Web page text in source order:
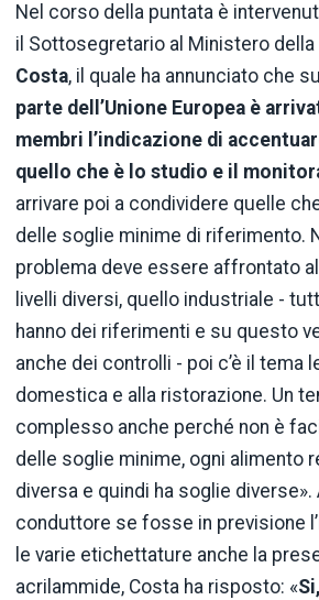
Nel corso della puntata è
il Sottosegretario al Ministero della
Costa, il quale ha annunciato che
parte dell’Unione Europea è
membri l’indicazione di
quello che è lo studio e il
arrivare poi a condividere quelle
delle soglie minime di riferimento.
problema deve essere affrontato
livelli diversi, quello industriale -
hanno dei riferimenti e su questo
anche dei controlli - poi c’è il tema
domestica e alla ristorazione. Un
complesso anche perché non è
delle soglie minime, ogni alimento
diversa e quindi ha soglie diverse».
conduttore se fosse in previsione
le varie etichettature anche la
acrilammide, Costa ha risposto: «